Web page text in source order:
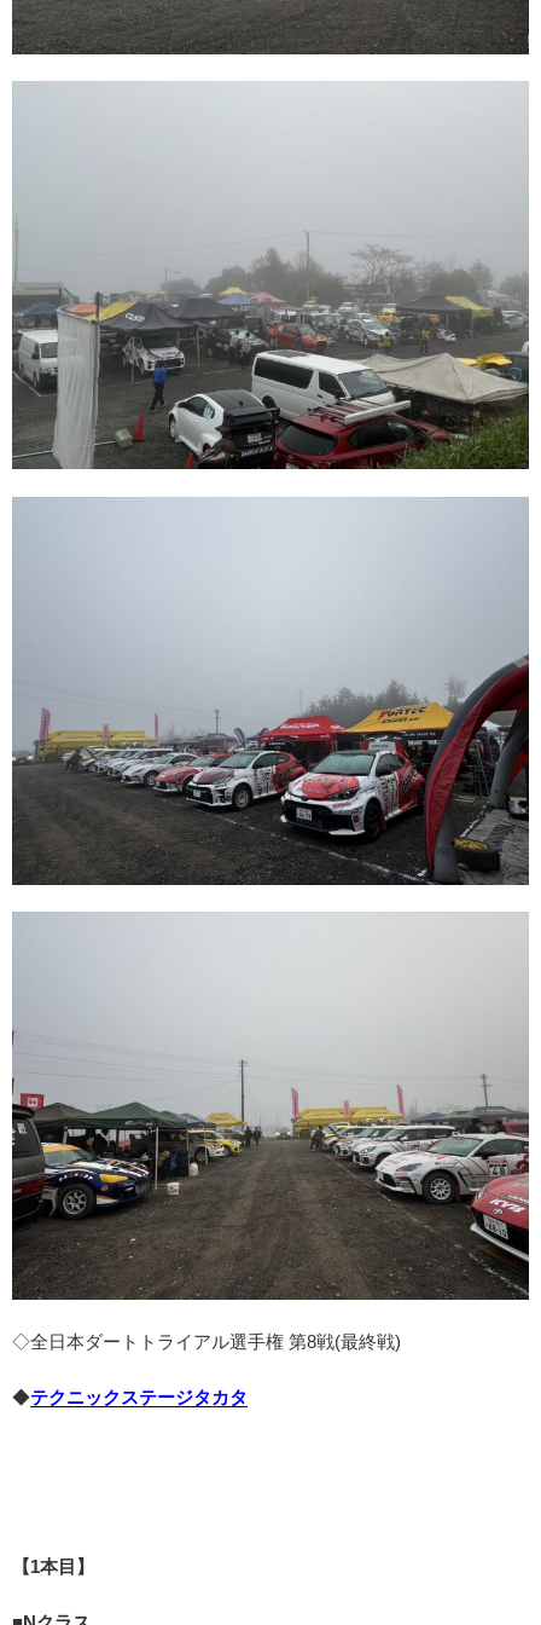
◇全日本ダートトライアル選手権 第8戦(最終戦)
◆テクニックステージタカタ
【1本目】